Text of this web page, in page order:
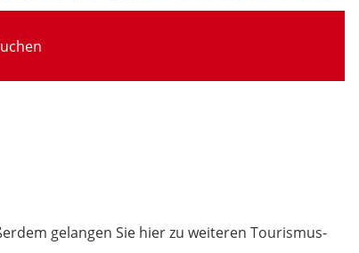
gelangen Sie hier zu weiteren Tourismus-